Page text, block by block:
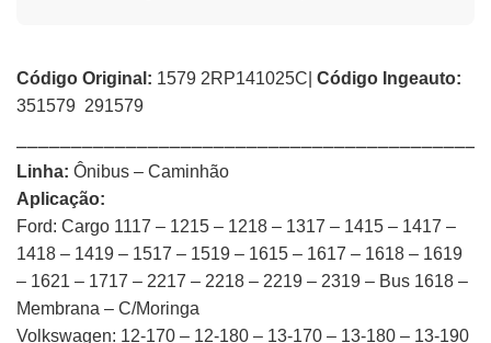
Código Original: 1579 2RP141025C| Código Ingeauto:
351579 291579
Linha: Ônibus – Caminhão
Aplicação:
Ford: Cargo 1117 – 1215 – 1218 – 1317 – 1415 – 1417 –
1418 – 1419 – 1517 – 1519 – 1615 – 1617 – 1618 – 1619
– 1621 – 1717 – 2217 – 2218 – 2219 – 2319 – Bus 1618 –
Membrana – C/Moringa
Volkswagen: 12-170 – 12-180 – 13-170 – 13-180 – 13-190